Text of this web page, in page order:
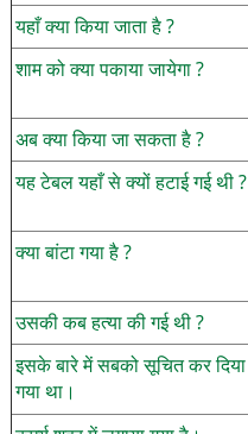
यहाँ क्या किया जाता है ?
शाम को क्या पकाया जायेगा ?
अब क्या किया जा सकता है ?
यह टेबल यहाँ से क्यों हटाई गई थी ?
क्या बांटा गया है ?
उसकी कब हत्या की गई थी ?
इसके बारे में सबको सूचित कर दिया
गया था।